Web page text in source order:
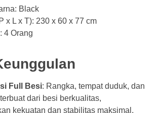
Black
x L x T): 230 x 60 x 77 cm
4 Orang
Full Besi: Rangka, tempat duduk, dan
dari besi berkualitas,
kekuatan dan stabilitas maksimal.